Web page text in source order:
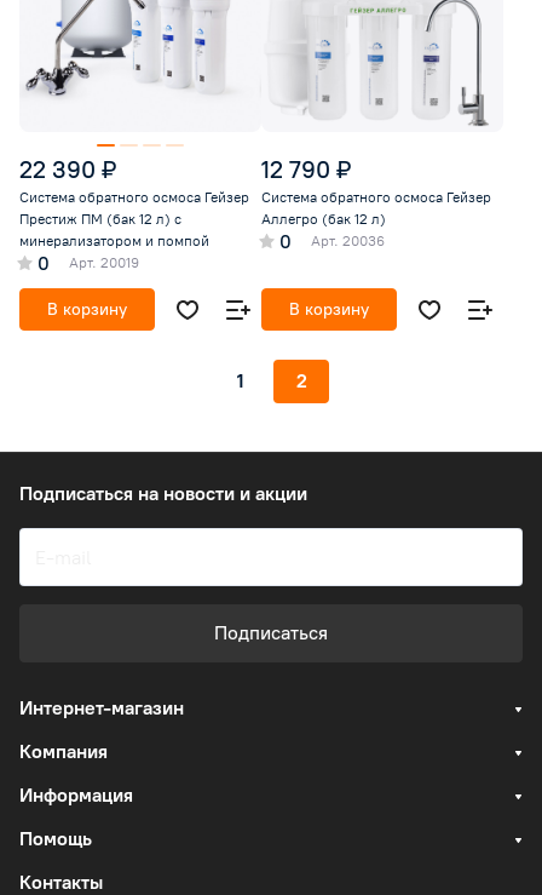
22 390 ₽
Система обратного осмоса Гейзер
Престиж ПМ (бак 12 л) с
минерализатором и помпой
0 Арт. 20019
В корзину
12 790 ₽
Система обратного осмоса Гейзер
Аллегро (бак 12 л)
0 Арт. 20036
В корзину
1 2
Подписаться на новости и акции
Подписаться
Интернет-магазин
Компания
Информация
Помощь
Контакты